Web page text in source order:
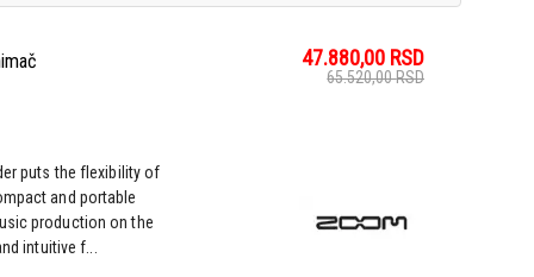
47.880,00 RSD
65.520,00RSD
puts the flexibility of
and portable
production on the
intuitive f...